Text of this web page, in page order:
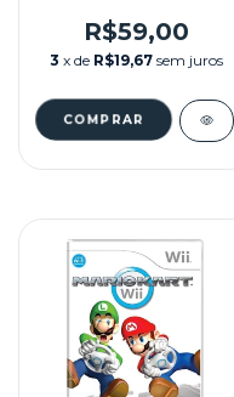
R$59,00
3 x de R$19,67 sem juros